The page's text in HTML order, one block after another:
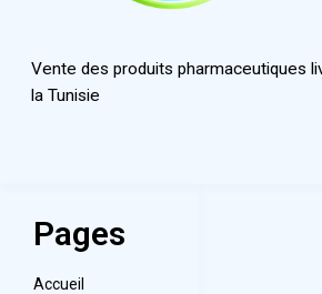
Vente des produits pharmaceutiques
la Tunisie
Pages
Accueil